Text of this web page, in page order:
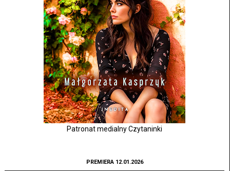
Patronat medialny Czytaninki
PREMIERA 12.01.2026